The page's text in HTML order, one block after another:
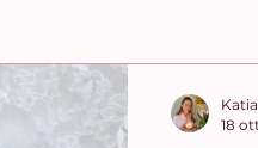
18